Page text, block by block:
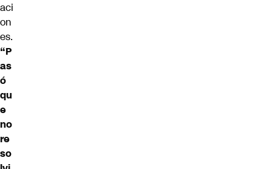
aci
on
es.
“P
as
ó
qu
e
no
re
so